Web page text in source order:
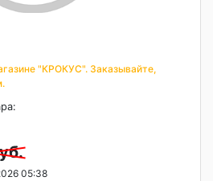
"КРОКУС". Заказывайте,
05:38